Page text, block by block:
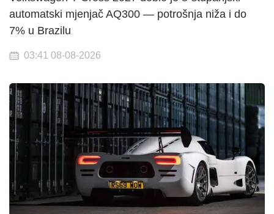
automatski mjenjač AQ300 — potrošnja niža i do
7% u Brazilu
03:41 08-08-2026